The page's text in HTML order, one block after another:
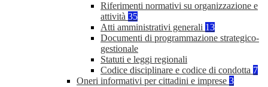
Riferimenti normativi su organizzazione e
attività 35
Atti amministrativi generali 13
Documenti di programmazione strategico-
gestionale
Statuti e leggi regionali
Codice disciplinare e codice di condotta 7
Oneri informativi per cittadini e imprese 3